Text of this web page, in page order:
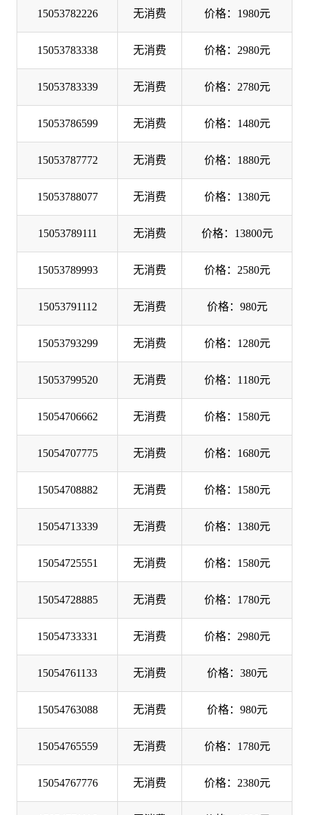
15053782226 无消费 价格：1980元
15053783338 无消费 价格：2980元
15053783339 无消费 价格：2780元
15053786599 无消费 价格：1480元
15053787772 无消费 价格：1880元
15053788077 无消费 价格：1380元
15053789111 无消费 价格：13800元
15053789993 无消费 价格：2580元
15053791112 无消费 价格：980元
15053793299 无消费 价格：1280元
15053799520 无消费 价格：1180元
15054706662 无消费 价格：1580元
15054707775 无消费 价格：1680元
15054708882 无消费 价格：1580元
15054713339 无消费 价格：1380元
15054725551 无消费 价格：1580元
15054728885 无消费 价格：1780元
15054733331 无消费 价格：2980元
15054761133 无消费 价格：380元
15054763088 无消费 价格：980元
15054765559 无消费 价格：1780元
15054767776 无消费 价格：2380元